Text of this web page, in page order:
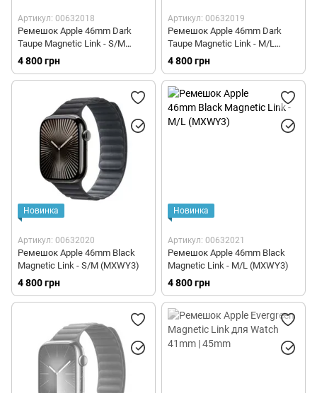
Артикул: 00632018
Ремешок Apple 46mm Dark
Taupe Magnetic Link - S/M
(MXWW3)
4 800 грн
Артикул: 00632019
Ремешок Apple 46mm Dark
Taupe Magnetic Link - M/L
(MXWW3)
4 800 грн
Новинка
Артикул: 00632020
Ремешок Apple 46mm Black
Magnetic Link - S/M (MXWY3)
4 800 грн
Новинка
Артикул: 00632021
Ремешок Apple 46mm Black
Magnetic Link - M/L (MXWY3)
4 800 грн